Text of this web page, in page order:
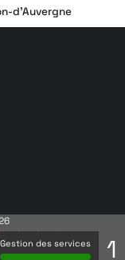
d’Auvergne
des données
Gestion des services 1